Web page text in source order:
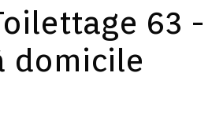
63
domicile